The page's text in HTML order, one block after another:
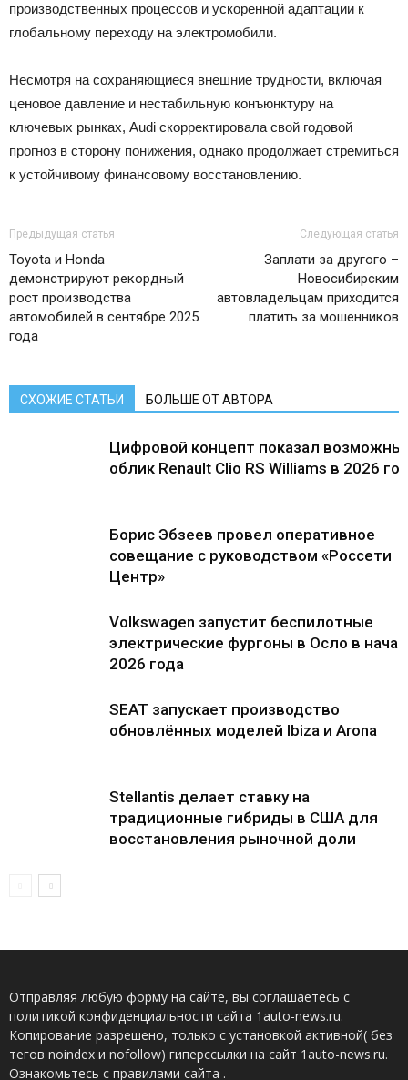
производственных процессов и ускоренной адаптации к
глобальному переходу на электромобили.
Несмотря на сохраняющиеся внешние трудности, включая
ценовое давление и нестабильную конъюнктуру на
ключевых рынках, Audi скорректировала свой годовой
прогноз в сторону понижения, однако продолжает стремиться
к устойчивому финансовому восстановлению.
Предыдущая статья
Toyota и Honda
демонстрируют рекордный
рост производства
автомобилей в сентябре 2025
года
Следующая статья
Заплати за другого –
Новосибирским
автовладельцам приходится
платить за мошенников
СХОЖИЕ СТАТЬИ БОЛЬШЕ ОТ АВТОРА
Цифровой концепт показал
облик Renault Clio RS Williams в 2026
Борис Эбзеев провел оперативное
совещание с руководством «Россети
Центр»
Volkswagen запустит беспилотные
электрические фургоны в Осло в
2026 года
SEAT запускает производство
обновлённых моделей Ibiza и Arona
Stellantis делает ставку на
традиционные гибриды в США для
восстановления рыночной доли
Отправляя любую форму на сайте, вы соглашаетесь с
политикой конфиденциальности сайта 1auto-news.ru.
Копирование разрешено, только с установкой активной( без
тегов noindex и nofollow) гиперссылки на сайт 1auto-news.ru.
Ознакомьтесь с правилами сайта .